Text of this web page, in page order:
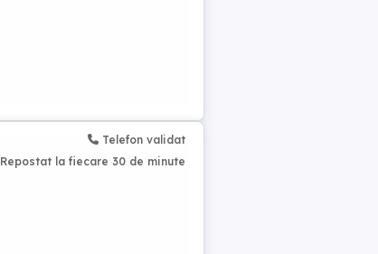
Telefon validat
Repostat la fiecare 30 de minute